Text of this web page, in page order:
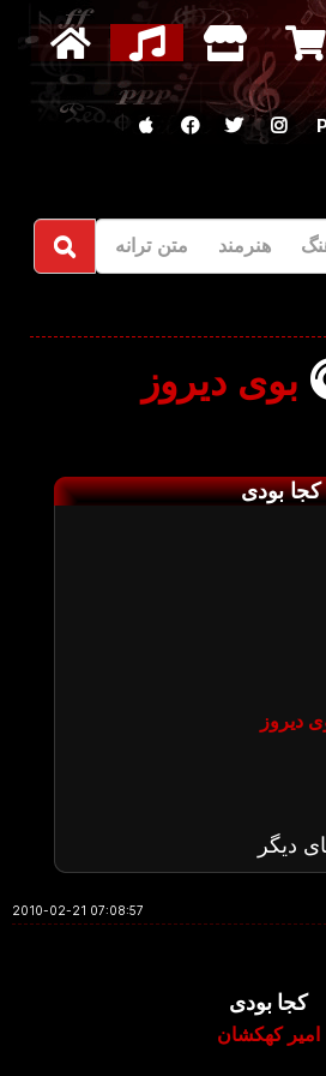
هنرمند متن ترانه
بوی دیروز
کجا بودی
دیروز
دیگر
2010-02-21 07:08:57
کجا بودی
امیر کهکشان